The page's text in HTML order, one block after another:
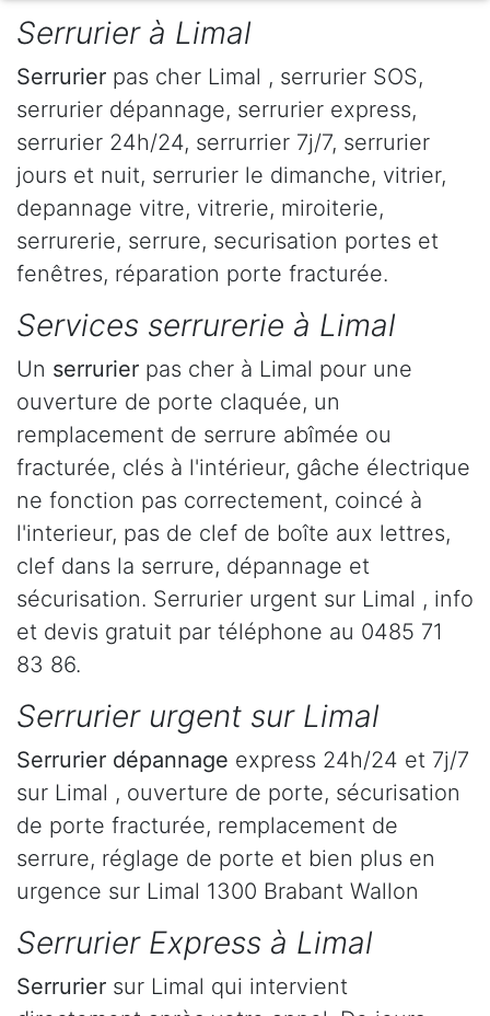
Serrurier à Limal
Serrurier pas cher Limal , serrurier SOS,
serrurier dépannage, serrurier express,
serrurier 24h/24, serrurrier 7j/7, serrurier
jours et nuit, serrurier le dimanche, vitrier,
depannage vitre, vitrerie, miroiterie,
serrurerie, serrure, securisation portes et
fenêtres, réparation porte fracturée.
Services serrurerie à Limal
Un serrurier pas cher à Limal pour une
ouverture de porte claquée, un
remplacement de serrure abîmée ou
fracturée, clés à l'intérieur, gâche électrique
ne fonction pas correctement, coincé à
l'interieur, pas de clef de boîte aux lettres,
clef dans la serrure, dépannage et
sécurisation. Serrurier urgent sur Limal , info
et devis gratuit par téléphone au 0485 71
83 86.
Serrurier urgent sur Limal
Serrurier dépannage express 24h/24 et 7j/7
sur Limal , ouverture de porte, sécurisation
de porte fracturée, remplacement de
serrure, réglage de porte et bien plus en
urgence sur Limal 1300 Brabant Wallon
Serrurier Express à Limal
Serrurier sur Limal qui intervient